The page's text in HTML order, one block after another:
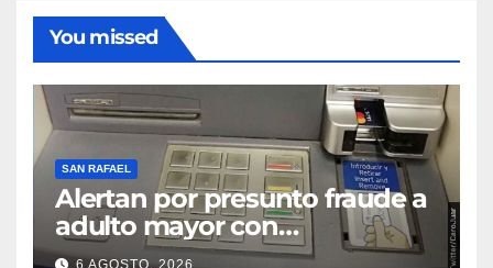
You missed
SAN RAFAEL
Alertan por presunto fraude a
adulto mayor con
discapacidad visual en cajero
6 AGOSTO, 2026